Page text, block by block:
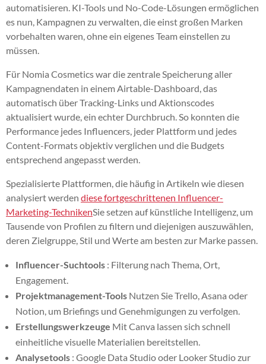
automatisieren. KI-Tools und No-Code-Lösungen ermöglichen
es nun, Kampagnen zu verwalten, die einst großen Marken
vorbehalten waren, ohne ein eigenes Team einstellen zu
müssen.
Für Nomia Cosmetics war die zentrale Speicherung aller
Kampagnendaten in einem Airtable-Dashboard, das
automatisch über Tracking-Links und Aktionscodes
aktualisiert wurde, ein echter Durchbruch. So konnten die
Performance jedes Influencers, jeder Plattform und jedes
Content-Formats objektiv verglichen und die Budgets
entsprechend angepasst werden.
Spezialisierte Plattformen, die häufig in Artikeln wie diesen
analysiert werden diese fortgeschrittenen Influencer-
Marketing-TechnikenSie setzen auf künstliche Intelligenz, um
Tausende von Profilen zu filtern und diejenigen auszuwählen,
deren Zielgruppe, Stil und Werte am besten zur Marke passen.
Influencer-Suchtools : Filterung nach Thema, Ort,
Engagement.
Projektmanagement-Tools Nutzen Sie Trello, Asana oder
Notion, um Briefings und Genehmigungen zu verfolgen.
Erstellungswerkzeuge Mit Canva lassen sich schnell
einheitliche visuelle Materialien bereitstellen.
Analysetools : Google Data Studio oder Looker Studio zur